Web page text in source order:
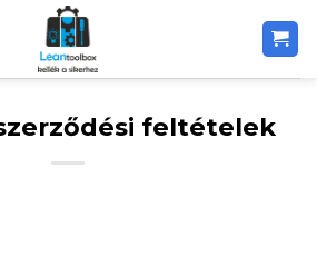
feltételek